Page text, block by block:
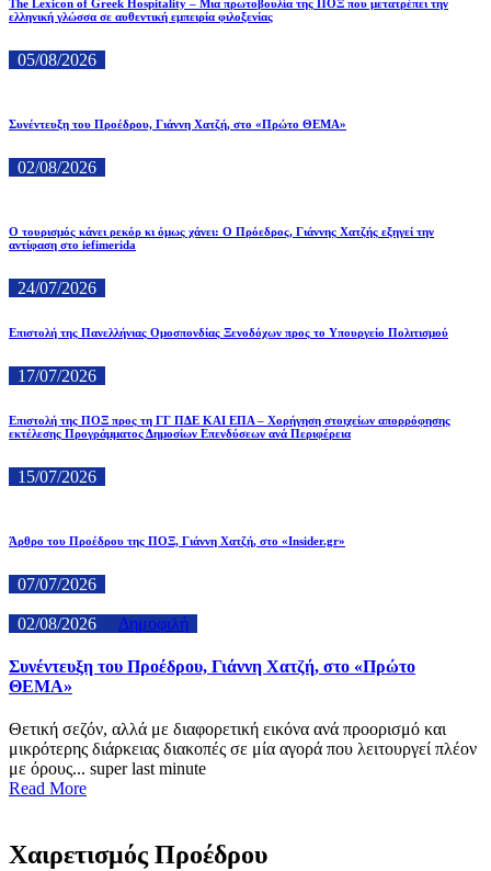
The Lexicon of Greek Hospitality – Μια πρωτοβουλία της ΠΟΞ που μετατρέπει την
ελληνική γλώσσα σε αυθεντική εμπειρία φιλοξενίας
05/08/2026
Συνέντευξη του Προέδρου, Γιάννη Χατζή, στο «Πρώτο ΘΕΜΑ»
02/08/2026
Ο τουρισμός κάνει ρεκόρ κι όμως χάνει: Ο Πρόεδρος, Γιάννης Χατζής εξηγεί την
αντίφαση στο iefimerida
24/07/2026
Επιστολή της Πανελλήνιας Ομοσπονδίας Ξενοδόχων προς το Υπουργείο Πολιτισμού
17/07/2026
Επιστολή της ΠΟΞ προς τη ΓΓ ΠΔΕ ΚΑΙ ΕΠΑ – Χορήγηση στοιχείων απορρόφησης
εκτέλεσης Προγράμματος Δημοσίων Επενδύσεων ανά Περιφέρεια
15/07/2026
Άρθρο του Προέδρου της ΠΟΞ, Γιάννη Χατζή, στο «Insider.gr»
07/07/2026
02/08/2026 Δημοφιλή
Συνέντευξη του Προέδρου, Γιάννη Χατζή, στο «Πρώτο
ΘΕΜΑ»
Θετική σεζόν, αλλά με διαφορετική εικόνα ανά προορισμό και
μικρότερης διάρκειας διακοπές σε μία αγορά που λειτουργεί πλέον
με όρους... super last minute
Read More
Χαιρετισμός Προέδρου